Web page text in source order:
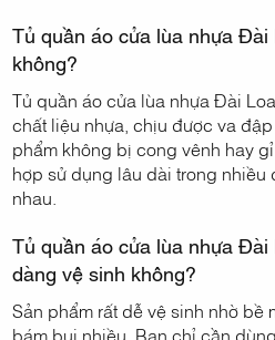
Tủ quần áo cửa lùa nhựa
không?
Tủ quần áo cửa lùa nhựa Đài
chất liệu nhựa, chịu được va
phẩm không bị cong vênh hay
hợp sử dụng lâu dài trong nhiều
nhau.
Tủ quần áo cửa lùa nhựa
dàng vệ sinh không?
Sản phẩm rất dễ vệ sinh nhờ bề
bám bụi nhiều. Bạn chỉ cần